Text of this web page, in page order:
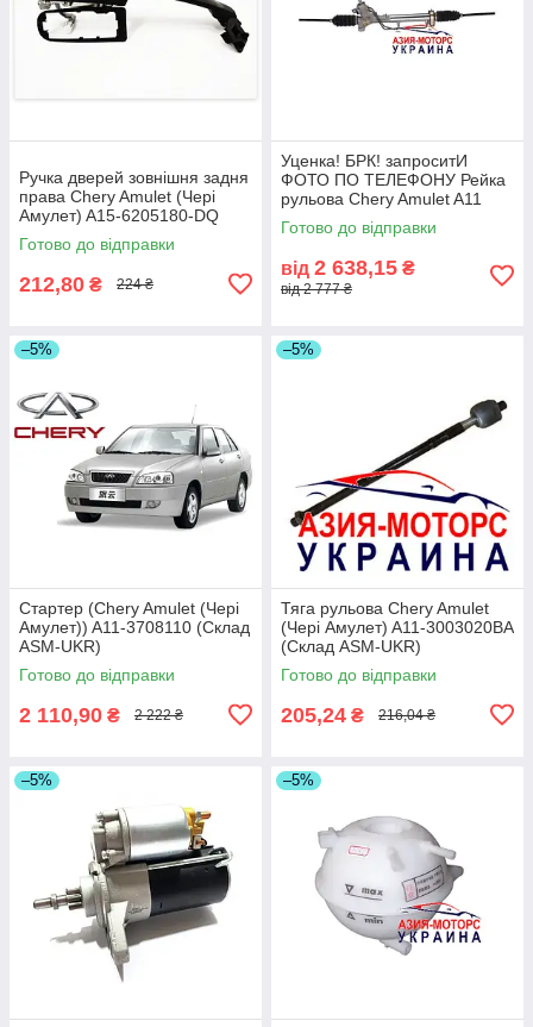
Ручка дверей зовнішня задня
права Chery Amulet (Чері
Амулет) A15-6205180-DQ
(Склад ASM-UKR)
Готово до відправки
212,80 ₴ 224 ₴
Уценка! БРК! запроситИ
ФОТО ПО ТЕЛЕФОНУ Рейка
рульова Chery Amulet A11
(Чері Амулет А11) A11-
3400010B (Склад ASM-UKR)
Готово до відправки
від 2 638,15 ₴
від 2 777 ₴
–5%
Стартер (Chery Amulet (Чері
Амулет)) A11-3708110 (Склад
ASM-UKR)
Готово до відправки
2 110,90 ₴ 2 222 ₴
–5%
Тяга рульова Chery Amulet
(Чері Амулет) A11-3003020BA
(Склад ASM-UKR)
Готово до відправки
205,24 ₴ 216,04 ₴
–5% –5%